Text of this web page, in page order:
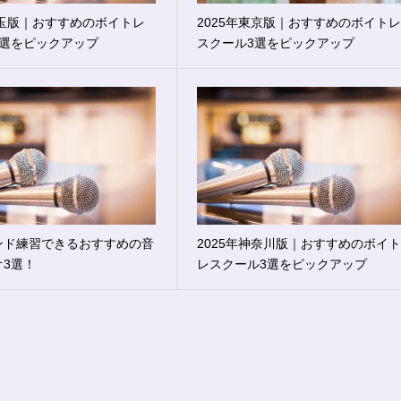
版｜おすすめのボイトレ
をピックアップ
2025年東京版｜おすすめのボイトレ
スクール3選をピックアップ
ド練習できるおすすめの音
選！
2025年神奈川版｜おすすめのボイト
レスクール3選をピックアップ